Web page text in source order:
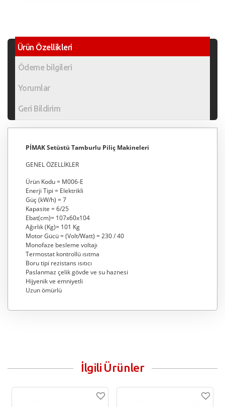
Ürün Özellikleri
Ödeme bilgileri
Yorumlar
Geri Bildirim
PİMAK Setüstü Tamburlu Piliç Makineleri
GENEL ÖZELLİKLER
Ürün Kodu = M006-E
Enerji Tipi = Elektrikli
Güç (kW/h) = 7
Kapasite = 6/25
Ebat(cm)= 107x60x104
Ağırlık (Kg)= 101 Kg
Motor Gücü = (Volt/Watt) = 230 / 40
Monofaze besleme voltajı
Termostat kontrollü ısıtma
Boru tipi rezistans ısıtıcı
Paslanmaz çelik gövde ve su haznesi
Hijyenik ve emniyetli
Uzun ömürlü
İlgili Ürünler